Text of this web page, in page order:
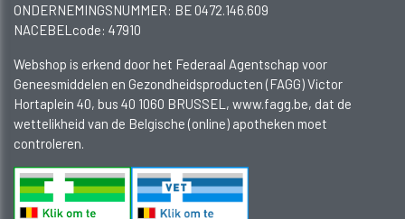
ONDERNEMINGSNUMMER: BE 0472.146.609
NACEBELcode: 47910
Webshop is erkend door het Federaal Agentschap voor
Geneesmiddelen en Gezondheidsproducten (FAGG) Victor
Hortaplein 40, bus 40 1060 BRUSSEL, www.fagg.be, dat de
wettelikheid van de Belgische (online) apotheken moet
controleren.